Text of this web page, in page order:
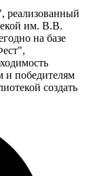
реализованный
им. В.В.
на базе
и победителям
создать